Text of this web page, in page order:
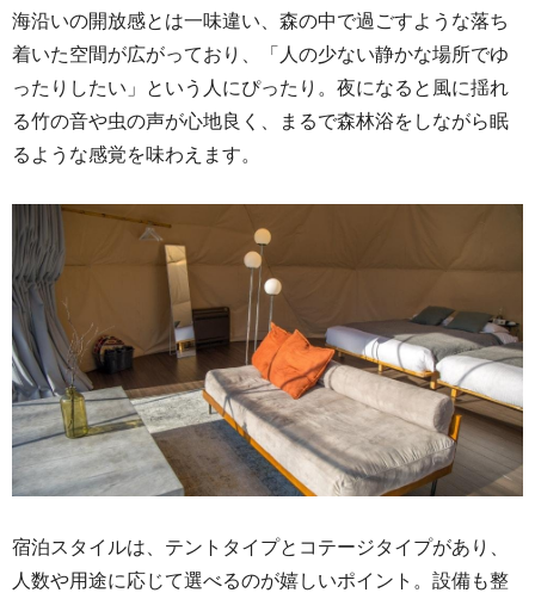
海沿いの開放感とは一味違い、森の中で過ごすような落ち
着いた空間が広がっており、「人の少ない静かな場所でゆ
ったりしたい」という人にぴったり。夜になると風に揺れ
る竹の音や虫の声が心地良く、まるで森林浴をしながら眠
るような感覚を味わえます。
宿泊スタイルは、テントタイプとコテージタイプがあり、
人数や用途に応じて選べるのが嬉しいポイント。設備も整